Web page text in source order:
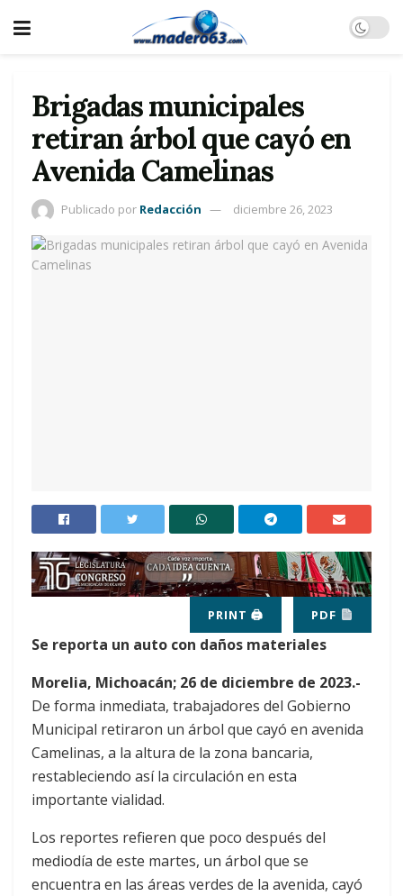
Brigadas municipales
retiran árbol que cayó en
Avenida Camelinas
Publicado por Redacción diciembre 26, 2023
PRINT 🖨 PDF
Se reporta un auto con daños materiales
Morelia, Michoacán; 26 de diciembre de 2023.-
De forma inmediata, trabajadores del Gobierno
Municipal retiraron un árbol que cayó en avenida
Camelinas, a la altura de la zona bancaria,
restableciendo así la circulación en esta
importante vialidad.
Los reportes refieren que poco después del
mediodía de este martes, un árbol que se
encuentra en las áreas verdes de la avenida, cayó